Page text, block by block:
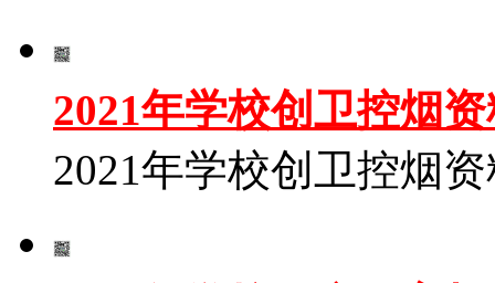
2021年学校创卫控烟
2021年学校创卫控烟